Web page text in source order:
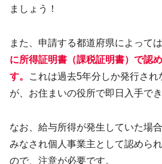
ましょう！
また、申請する都道府県によっては
に所得証明書（課税証明書）で認
す。
これは過去5年分しか発行さ
が、お住まいの役所で即日入手でき
なお、給与所得が発生していた場
みなされ個人事業主として認めら
ので、注意が必要です。